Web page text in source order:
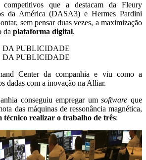
que a destacam da Fleury
da América (DASA3) e Hermes Pardini
sem pensar duas vezes, a maximização
da plataforma digital.
DA PUBLICIDADE
DA PUBLICIDADE
Center da companhia e viu como a
dadas com a inovação na Alliar.
conseguiu empregar umsoftware que
das máquinas de ressonância magnética,
técnico realizar o trabalho de três: